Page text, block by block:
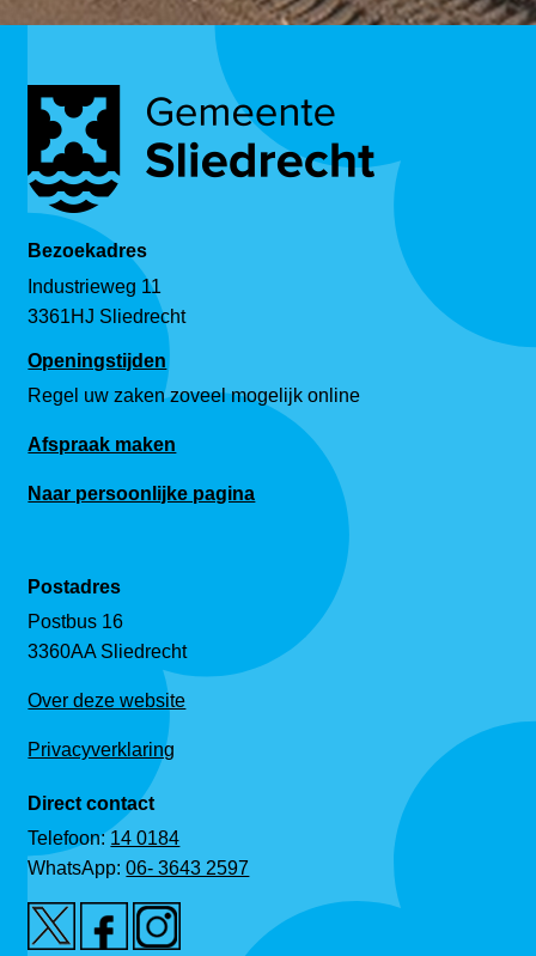
Bezoekadres
Industrieweg 11
3361HJ Sliedrecht
Openingstijden
Regel uw zaken zoveel mogelijk online
Afspraak maken
Naar persoonlijke pagina
Postadres
Postbus 16
3360AA Sliedrecht
Over deze website
Privacyverklaring
Direct contact
Telefoon:14 0184
WhatsApp:06- 3643 2597